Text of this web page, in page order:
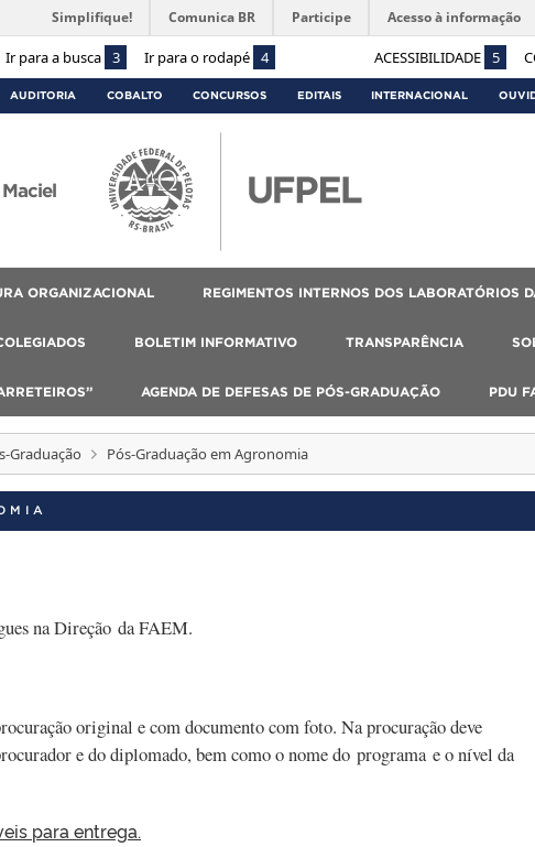
Ir para a busca 3 Ir para o rodapé 4 ACESSIBILIDADE 5
Simplifique! Comunica BR Participe Acesso à informação
AUDITORIA COBALTO CONCURSOS EDITAIS INTERNACIONAL
ORGANIZACIONAL REGIMENTOS INTERNOS DOS LABORATÓRIOS
BOLETIM INFORMATIVO TRANSPARÊNCIA
AGENDA DE DEFESAS DE PÓS-GRADUAÇÃO PDU
Graduação Pós-Graduação em Agronomia
na Direção da FAEM.
original e com documento com foto. Na procuração deve
e do diplomado, bem como o nome do programa e o nível da
para entrega.